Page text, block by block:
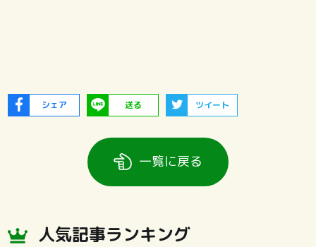
シェア 送る ツイート
一覧に戻る
人気記事ランキング